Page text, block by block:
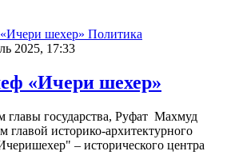
Политика
2025, 17:33
«Ичери шехер»
главы государства, Руфат Махмуд
главой историко-архитектурного
– исторического центра